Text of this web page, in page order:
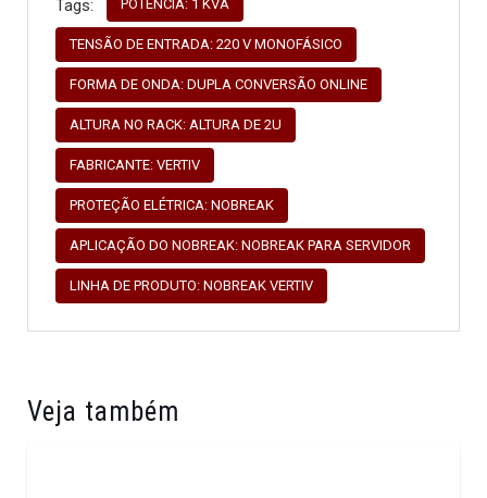
Tags: POTÊNCIA: 1 KVA
TENSÃO DE ENTRADA: 220 V MONOFÁSICO
FORMA DE ONDA: DUPLA CONVERSÃO ONLINE
ALTURA NO RACK: ALTURA DE 2U
FABRICANTE: VERTIV
PROTEÇÃO ELÉTRICA: NOBREAK
APLICAÇÃO DO NOBREAK: NOBREAK PARA SERVIDOR
LINHA DE PRODUTO: NOBREAK VERTIV
Veja também